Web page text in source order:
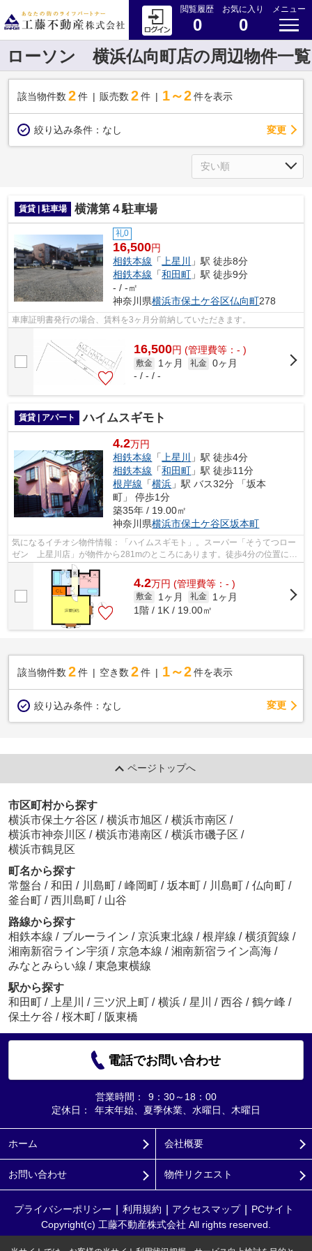
閲覧履歴
0
お気に入り
0
メニュー
ローソン 横浜仏向町店の周辺物件一覧
該当物件数 2件 販売数 2 件 1～2 件を表示
絞り込み条件： なし 変更
賃貸 | 駐車場 横溝第４駐車場
礼0
16,500円
相鉄本線 「上星川
」駅 徒歩8分
相鉄本線 「和田町 」駅 徒歩9分
- / -㎡
神奈川県横浜市保土ケ谷区仏向町278
車庫証明書発行の場合、賃料を3ヶ月分前納していただきます。
16,500円 (管理費等：- )
敷金 1ヶ月 礼金 0ヶ月
- / - / -
賃貸 | アパート ハイムスギモト
4.2万円
相鉄本線 「 上星川
」駅 徒歩4分
相鉄本線 「和田町 」駅 徒歩11分
根岸線 「横浜 」駅 バス32分 「坂本
町」 停歩1分
築35年 / 19.00㎡
神奈川県横浜市保土ケ谷区坂本町
気になるイチオシ物件情報：「ハイムスギモト」。スーパー「そうてつロー
ゼン 上星川店」が物件から281mのところにあります。徒歩4分の位置に駅
がある物件です。平坦な場所にあるアパ...
4.2万円 (管理費等：- )
敷金 1ヶ月 礼金
1ヶ月
1階 / 1K / 19.00㎡
該当物件数 2件 空き数 2 件 1～2 件を表示
絞り込み条件： なし 変更
ページトップへ
市区町村から探す
横浜市保土ケ谷区 / 横浜市旭区 / 横浜市南区 /
横浜市神奈川区 / 横浜市港南区 / 横浜市磯子区 /
横浜市鶴見区
町名から探す
常盤台 / 和田 / 川島町 / 峰岡町 / 坂本町 / 川島町 / 仏向町 /
釜台町 / 西川島町 / 山谷
路線から探す
相鉄本線 / ブルーライン / 京浜東北線 / 根岸線 / 横須賀線 /
湘南新宿ライン宇須 / 京急本線 / 湘南新宿ライン高海 /
みなとみらい線 / 東急東横線
駅から探す
和田町 / 上星川 / 三ツ沢上町 / 横浜 / 星川 / 西谷 / 鶴ケ峰 /
保土ケ谷 / 桜木町 / 阪東橋
電話でお問い合わせ
営業時間：
9：30～18：00
定休日：
年末年始、夏季休業、水曜日、木曜日
ホーム 会社概要
お問い合わせ 物件リクエスト
プライバシーポリシー 利用規約 アクセスマップ
PCサイト
Copyright(c) 工藤不動産株式会社 All rights reserved.